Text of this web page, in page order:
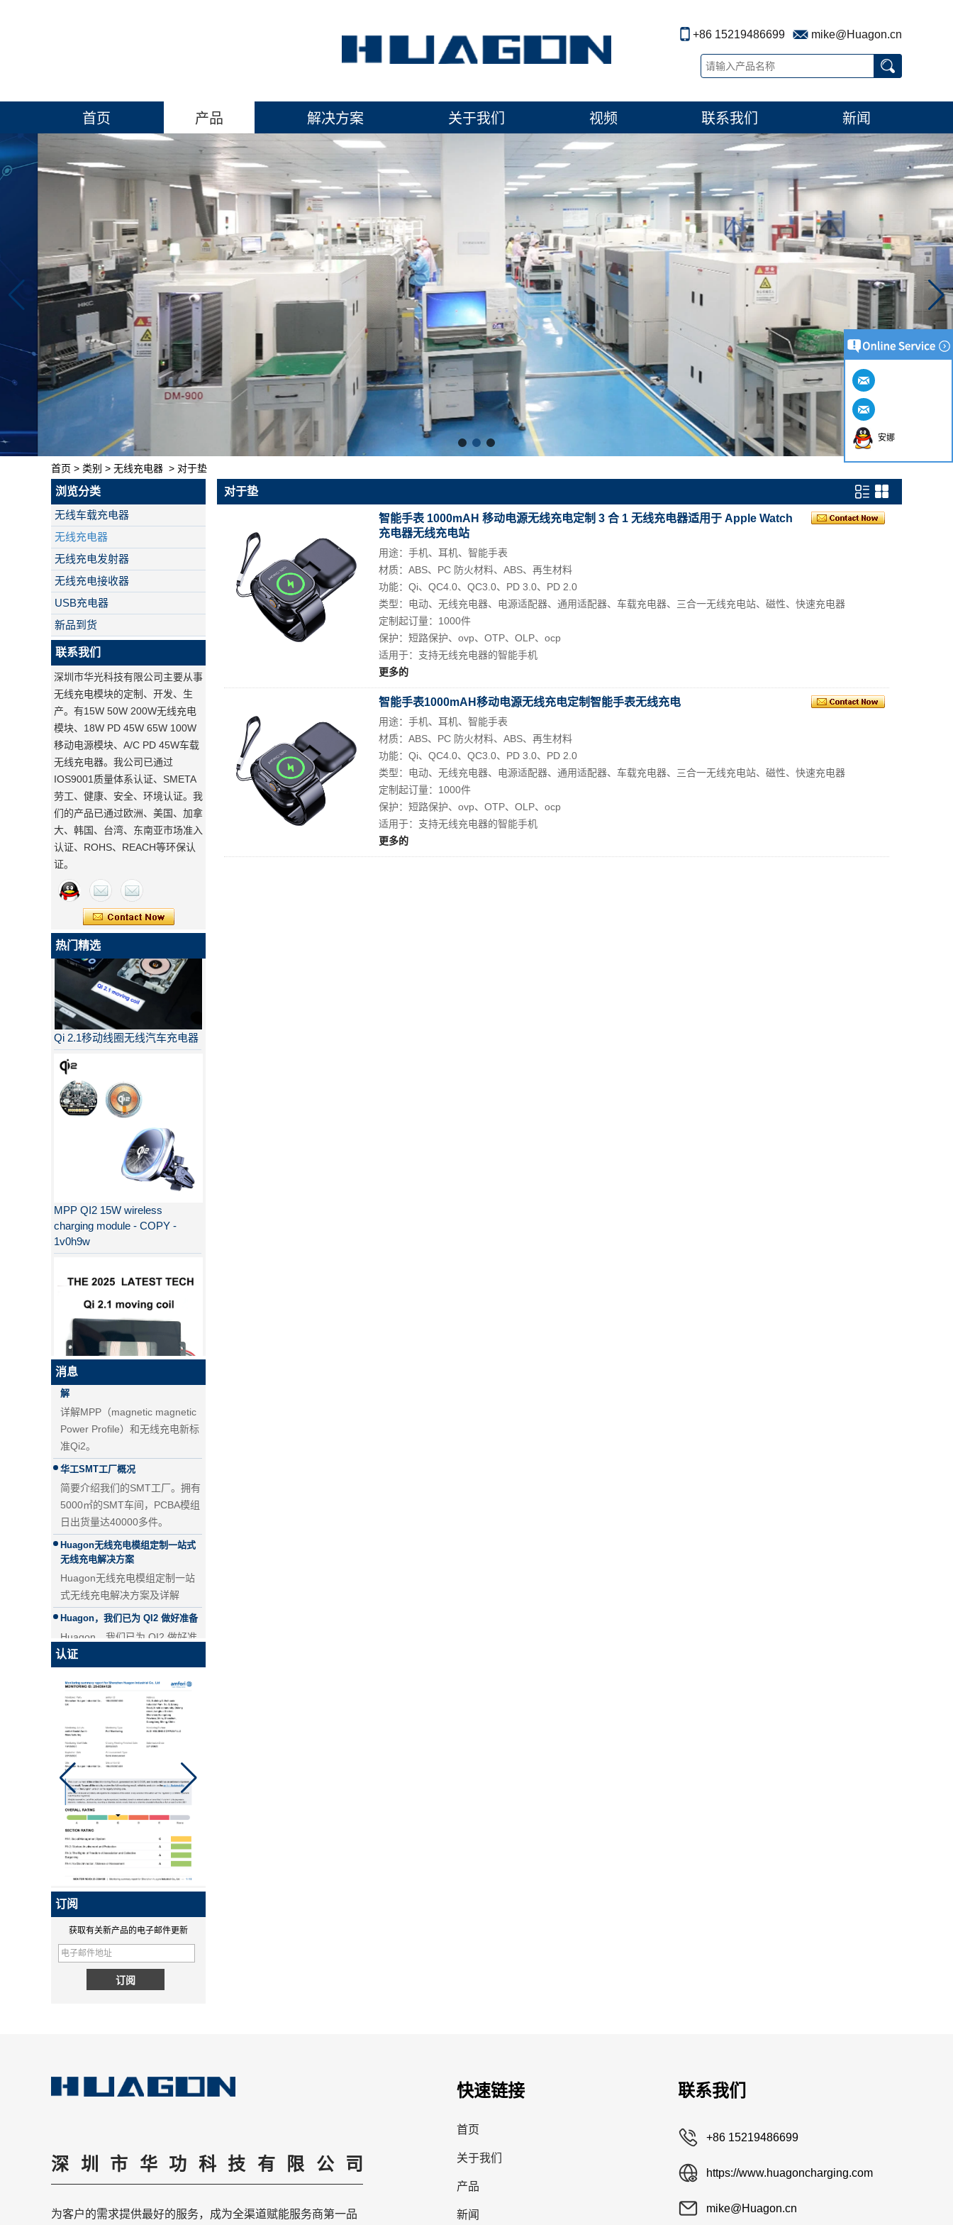
+86 15219486699 mike@Huagon.cn
首页 产品 解决方案 关于我们 视频 联系我们 新闻
首页 > 类别 > 无线充电器 > 对于垫
浏览分类
无线车载充电器
无线充电器
无线充电发射器
无线充电接收器
USB充电器
新品到货
联系我们
深圳市华光科技有限公司主要从事
无线充电模块的定制、开发、生
产。有15W 50W 200W无线充电
模块、18W PD 45W 65W 100W
移动电源模块、A/C PD 45W车载
无线充电器。我公司已通过
IOS9001质量体系认证、SMETA
劳工、健康、安全、环境认证。我
们的产品已通过欧洲、美国、加拿
大、韩国、台湾、东南亚市场准入
认证、ROHS、REACH等环保认
证。
热门精选
Qi 2.1移动线圈无线汽车充电器
charging module - COPY -
1v0h9w
QI2.1 15W QI 2.1移动线圈无线
充电器可移动无线充电器
25W QI2无线充电模块无线充电
器 - 副本-JCJW30
Qi 2.1移动线圈无线汽车充电器
MPP QI2 15W wireless
charging module - COPY -
QI2.1 15W QI 2.1移动线圈无线
充电器可移动无线充电器
消息
为什么QI2比QI更好？
PD快充和QC快充的区别
PD快充和QC快充的区别
无线充电新标准Qi2来了！MPP详
解
详解MPP（magnetic magnetic
Power Profile）和无线充电新标
准Qi2。
华工SMT工厂概况
简要介绍我们的SMT工厂。拥有
5000㎡的SMT车间，PCBA模组
日出货量达40000多件。
Huagon无线充电模组定制一站式
无线充电解决方案
Huagon无线充电模组定制一站
式无线充电解决方案及详解
Huagon，我们已为 QI2 做好准备
Huagon，我们已为 QI2 做好准
备
Huagon无线充电模块定制
华功无线充电模块定制能力及服
务
华工，国内首家申请QI2认证的企
业！
Qi2是Qi的升级版本，是基于苹
果Magsafe技术的全新增强型无
线充电标准。 Huagon已将我们
的产品交给认证机构开始认证。
MPP认证证书将于9月中旬出
炉。
超级大脑！Hugo的研发部门
Spectra精密手持控制器MM60,
精密手持控制器...
式，华光专业从事无线充电模块
定制，华光是无线充电定制供应
商已有10多年的历史。
无线充电新标准Qi2来了！MPP详
解
华工SMT工厂概况
5000㎡的SMT车间，PCBA模组
认证
订阅
获取有关新产品的电子邮件更新
对于垫
智能手表 1000mAH 移动电源无线充电定制 3 合 1 无线充电器适用于 Apple Watch
充电器无线充电站
用途：手机、耳机、智能手表
材质：ABS、PC 防火材料、ABS、再生材料
功能：Qi、QC4.0、QC3.0、PD 3.0、PD 2.0
类型：电动、无线充电器、电源适配器、通用适配器、车载充电器、三合一无线充电站、磁性、快速充电器
定制起订量：1000件
保护：短路保护、ovp、OTP、OLP、ocp
适用于：支持无线充电器的智能手机
更多的
智能手表1000mAH移动电源无线充电定制智能手表无线充电
用途：手机、耳机、智能手表
材质：ABS、PC 防火材料、ABS、再生材料
功能：Qi、QC4.0、QC3.0、PD 3.0、PD 2.0
类型：电动、无线充电器、电源适配器、通用适配器、车载充电器、三合一无线充电站、磁性、快速充电器
定制起订量：1000件
保护：短路保护、ovp、OTP、OLP、ocp
适用于：支持无线充电器的智能手机
更多的
深圳市华功科技有限公司
为客户的需求提供最好的服务，成为全渠道赋能服务商第一品
快速链接
首页
关于我们
产品
新闻
联系我们
+86 15219486699
https://www.huagoncharging.com
mike@Huagon.cn
安娜